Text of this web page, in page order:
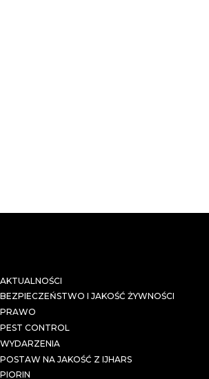
AKTUALNOŚCI
BEZPIECZEŃSTWO I JAKOŚĆ ŻYWNOŚCI
PRAWO
PEST CONTROL
WYDARZENIA
POSTAW NA JAKOŚĆ Z IJHARS
PIORIN